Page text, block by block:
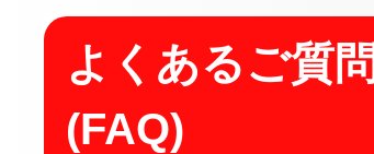
よくあるご質問
(FAQ)